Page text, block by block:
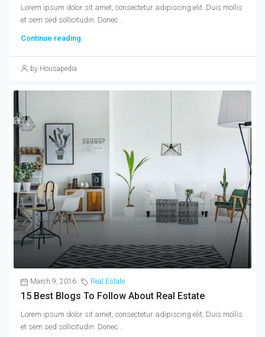
Lorem ipsum dolor sit amet, consectetur adipiscing elit. Duis mollis
et sem sed sollicitudin. Donec...
Continue reading
by Housapedia
March 9, 2016 Real Estate
15 Best Blogs To Follow About Real Estate
Lorem ipsum dolor sit amet, consectetur adipiscing elit. Duis mollis
et sem sed sollicitudin. Donec...